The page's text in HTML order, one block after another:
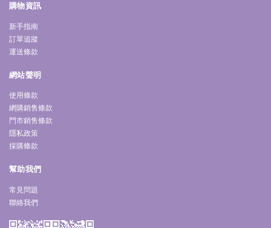
購物資訊
新手指南
訂單追蹤
運送條款
網站聲明
使用條款
網購銷售條款
門市銷售條款
隱私政策
採購條款
幫助我們
常見問題
聯絡我們